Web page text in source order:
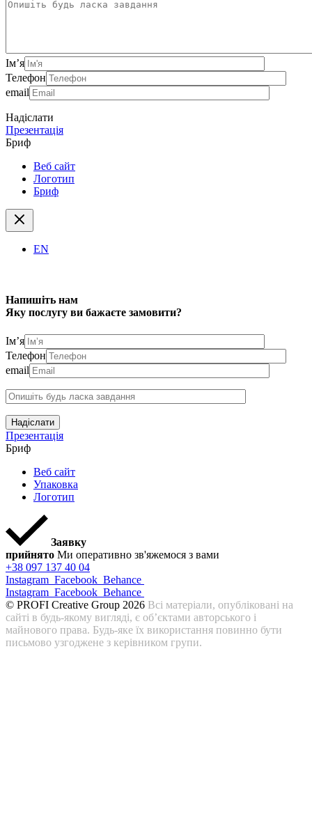
Ім’я
Телефон
email
Надіслати
Презентація
Бриф
Веб сайт
Логотип
Бриф
EN
Напишіть нам
Яку послугу ви бажаєте замовити?
Ім’я
Телефон
email
Надіслати
Презентація
Бриф
Веб сайт
Упаковка
Логотип
Заявку
прийнято Ми оперативно зв'яжемося з вами
+38 097 137 40 04
Instagram Facebook Behance
Instagram Facebook Behance
© PROFI Creative Group 2026 Всі матеріали, опубліковані на
сайті в будь-якому вигляді, є об’єктами авторського і
майнового права. Будь-яке їх використання повинно бути
письмово узгоджене з керівником групи.